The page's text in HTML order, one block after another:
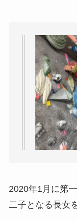
2020年1月に第
二子となる長女